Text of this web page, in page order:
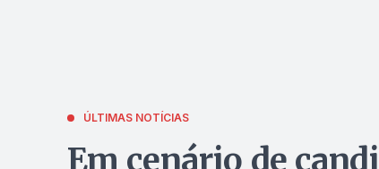
ÚLTIMAS NOTÍCIAS
Em cenário de